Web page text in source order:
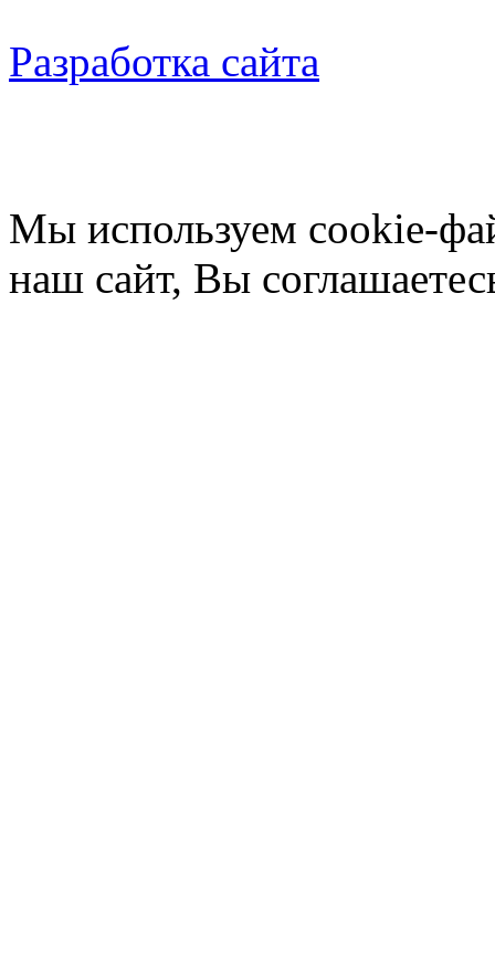
Разработка сайта
Мы используем cookie-
наш сайт, Вы